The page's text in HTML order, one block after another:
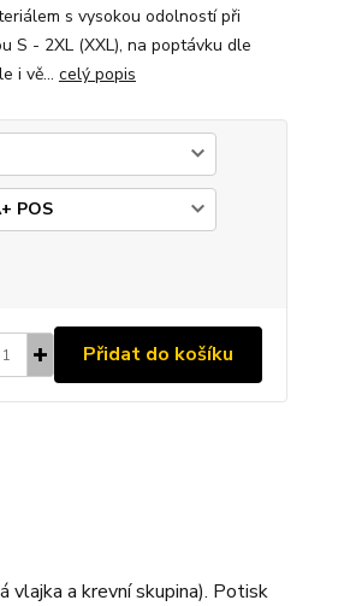
s vysokou odolností při
S - 2XL (XXL), na poptávku dle
i vě... celý popis
Přidat do košíku
vlajka a krevní skupina). Potisk